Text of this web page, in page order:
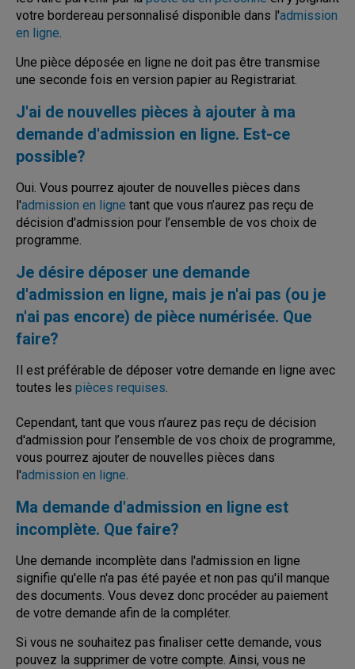
votre bordereau personnalisé disponible dans l'admission
en ligne.
Une pièce déposée en ligne ne doit pas être transmise
une seconde fois en version papier au Registrariat.
J'ai de nouvelles pièces à ajouter à ma
demande d'admission en ligne. Est-ce
possible?
Oui. Vous pourrez ajouter de nouvelles pièces dans
l'admission en ligne tant que vous n’aurez pas reçu de
décision d'admission pour l’ensemble de vos choix de
programme.
Je désire déposer une demande
d'admission en ligne, mais je n'ai pas (ou je
n'ai pas encore) de pièce numérisée. Que
faire?
Il est préférable de déposer votre demande en ligne avec
toutes les pièces requises.
Cependant, tant que vous n’aurez pas reçu de décision
d'admission pour l’ensemble de vos choix de programme,
vous pourrez ajouter de nouvelles pièces dans
l'admission en ligne.
Ma demande d'admission en ligne est
incomplète. Que faire?
Une demande incomplète dans l'admission en ligne
signifie qu'elle n'a pas été payée et non pas qu'il manque
des documents. Vous devez donc procéder au paiement
de votre demande afin de la compléter.
Si vous ne souhaitez pas finaliser cette demande, vous
pouvez la supprimer de votre compte. Ainsi, vous ne